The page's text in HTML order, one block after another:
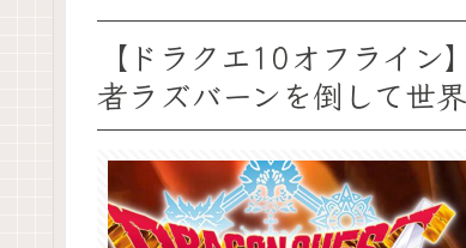
【ドラクエ10オフライ
者ラズバーンを倒して世